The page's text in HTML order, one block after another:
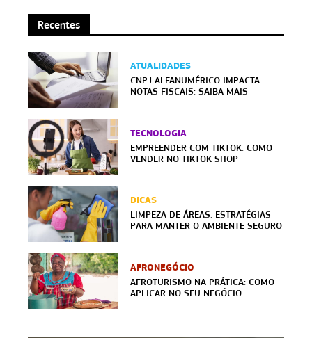
Recentes
ATUALIDADES
CNPJ ALFANUMÉRICO IMPACTA
NOTAS FISCAIS: SAIBA MAIS
TECNOLOGIA
EMPREENDER COM TIKTOK: COMO
VENDER NO TIKTOK SHOP
DICAS
LIMPEZA DE ÁREAS: ESTRATÉGIAS
PARA MANTER O AMBIENTE SEGURO
AFRONEGÓCIO
AFROTURISMO NA PRÁTICA: COMO
APLICAR NO SEU NEGÓCIO